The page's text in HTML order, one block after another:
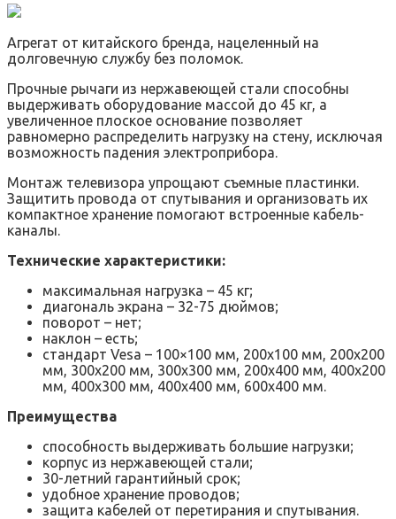
Агрегат от китайского бренда, нацеленный на
долговечную службу без поломок.
Прочные рычаги из нержавеющей стали способны
выдерживать оборудование массой до 45 кг, а
увеличенное плоское основание позволяет
равномерно распределить нагрузку на стену, исключая
возможность падения электроприбора.
Монтаж телевизора упрощают съемные пластинки.
Защитить провода от спутывания и организовать их
компактное хранение помогают встроенные кабель-
каналы.
Технические характеристики:
максимальная нагрузка – 45 кг;
диагональ экрана – 32-75 дюймов;
поворот – нет;
наклон – есть;
стандарт Vesa – 100×100 мм, 200х100 мм, 200х200
мм, 300х200 мм, 300х300 мм, 200х400 мм, 400х200
мм, 400х300 мм, 400х400 мм, 600х400 мм.
Преимущества
способность выдерживать большие нагрузки;
корпус из нержавеющей стали;
30-летний гарантийный срок;
удобное хранение проводов;
защита кабелей от перетирания и спутывания.